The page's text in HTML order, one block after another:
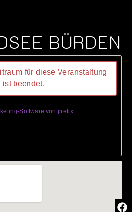
BÜRDEN
für diese Veranstaltung
ist beendet.
Software von pretix